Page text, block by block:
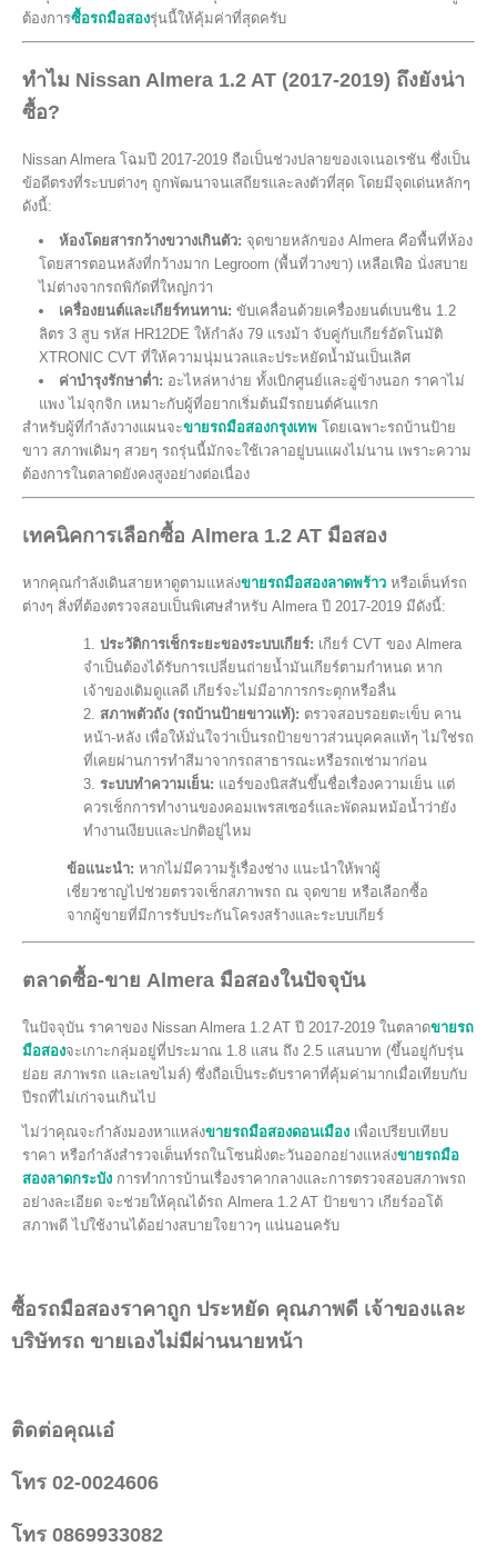
ต้องการซื้อรถมือสองรุ่นนี้ให้คุ้มค่าที่สุดครับ
ทำไม Nissan Almera 1.2 AT (2017-2019) ถึงยังน่า
ซื้อ?
Nissan Almera โฉมปี 2017-2019 ถือเป็นช่วงปลายของเจเนอเรชัน ซึ่งเป็น
ข้อดีตรงที่ระบบต่างๆ ถูกพัฒนาจนเสถียรและลงตัวที่สุด โดยมีจุดเด่นหลักๆ
ดังนี้:
ห้องโดยสารกว้างขวางเกินตัว: จุดขายหลักของ Almera คือพื้นที่ห้อง
โดยสารตอนหลังที่กว้างมาก Legroom (พื้นที่วางขา) เหลือเฟือ นั่งสบาย
ไม่ต่างจากรถพิกัดที่ใหญ่กว่า
เครื่องยนต์และเกียร์ทนทาน: ขับเคลื่อนด้วยเครื่องยนต์เบนซิน 1.2
ลิตร 3 สูบ รหัส HR12DE ให้กำลัง 79 แรงม้า จับคู่กับเกียร์อัตโนมัติ
XTRONIC CVT ที่ให้ความนุ่มนวลและประหยัดน้ำมันเป็นเลิศ
ค่าบำรุงรักษาต่ำ: อะไหล่หาง่าย ทั้งเบิกศูนย์และอู่ข้างนอก ราคาไม่
แพง ไม่จุกจิก เหมาะกับผู้ที่อยากเริ่มต้นมีรถยนต์คันแรก
สำหรับผู้ที่กำลังวางแผนจะขายรถมือสองกรุงเทพ โดยเฉพาะรถบ้านป้าย
ขาว สภาพเดิมๆ สวยๆ รถรุ่นนี้มักจะใช้เวลาอยู่บนแผงไม่นาน เพราะความ
ต้องการในตลาดยังคงสูงอย่างต่อเนื่อง
เทคนิคการเลือกซื้อ Almera 1.2 AT มือสอง
หากคุณกำลังเดินสายหาดูตามแหล่งขายรถมือสองลาดพร้าว หรือเต็นท์รถ
ต่างๆ สิ่งที่ต้องตรวจสอบเป็นพิเศษสำหรับ Almera ปี 2017-2019 มีดังนี้:
ประวัติการเช็กระยะของระบบเกียร์: เกียร์ CVT ของ Almera
จำเป็นต้องได้รับการเปลี่ยนถ่ายน้ำมันเกียร์ตามกำหนด หาก
เจ้าของเดิมดูแลดี เกียร์จะไม่มีอาการกระตุกหรือลื่น
สภาพตัวถัง (รถบ้านป้ายขาวแท้): ตรวจสอบรอยตะเข็บ คาน
หน้า-หลัง เพื่อให้มั่นใจว่าเป็นรถป้ายขาวส่วนบุคคลแท้ๆ ไม่ใช่รถ
ที่เคยผ่านการทำสีมาจากรถสาธารณะหรือรถเช่ามาก่อน
ระบบทำความเย็น: แอร์ของนิสสันขึ้นชื่อเรื่องความเย็น แต่
ควรเช็กการทำงานของคอมเพรสเซอร์และพัดลมหม้อน้ำว่ายัง
ทำงานเงียบและปกติอยู่ไหม
ข้อแนะนำ: หากไม่มีความรู้เรื่องช่าง แนะนำให้พาผู้
เชี่ยวชาญไปช่วยตรวจเช็กสภาพรถ ณ จุดขาย หรือเลือกซื้อ
จากผู้ขายที่มีการรับประกันโครงสร้างและระบบเกียร์
ตลาดซื้อ-ขาย Almera มือสองในปัจจุบัน
ในปัจจุบัน ราคาของ Nissan Almera 1.2 AT ปี 2017-2019 ในตลาดขายรถ
มือสองจะเกาะกลุ่มอยู่ที่ประมาณ 1.8 แสน ถึง 2.5 แสนบาท (ขึ้นอยู่กับรุ่น
ย่อย สภาพรถ และเลขไมล์) ซึ่งถือเป็นระดับราคาที่คุ้มค่ามากเมื่อเทียบกับ
ปีรถที่ไม่เก่าจนเกินไป
ไม่ว่าคุณจะกำลังมองหาแหล่งขายรถมือสองดอนเมือง เพื่อเปรียบเทียบ
ราคา หรือกำลังสำรวจเต็นท์รถในโซนฝั่งตะวันออกอย่างแหล่งขายรถมือ
สองลาดกระบัง การทำการบ้านเรื่องราคากลางและการตรวจสอบสภาพรถ
อย่างละเอียด จะช่วยให้คุณได้รถ Almera 1.2 AT ป้ายขาว เกียร์ออโต้
สภาพดี ไปใช้งานได้อย่างสบายใจยาวๆ แน่นอนครับ
ซื้อรถมือสองราคาถูก ประหยัด คุณภาพดี เจ้าของและ
บริษัทรถ ขายเองไม่มีผ่านนายหน้า
ติดต่อคุณเอ๋
โทร 02-0024606
โทร 0869933082